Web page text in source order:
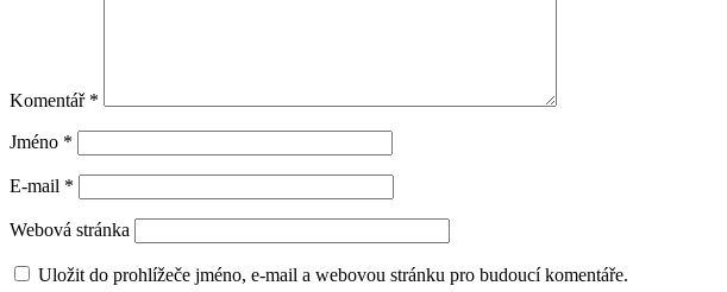
Komentář *
Jméno *
E-mail *
Webová stránka
Uložit do prohlížeče jméno, e-mail a webovou stránku pro budoucí komentáře.